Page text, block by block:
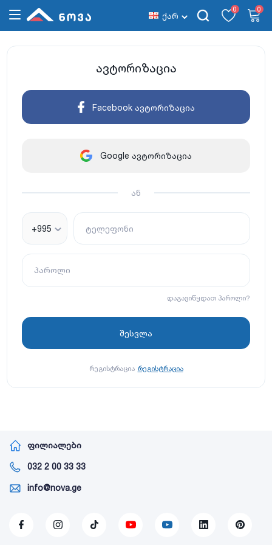
ქარ
0 0
ავტორიზაცია
Facebook ავტორიზაცია
Google ავტორიზაცია
ან
+995 ტელეფონი
პაროლი
დაგავიწყდათ პაროლი?
რეგისტრაცია რეგისტრაცია
ფილიალები
032 2 00 33 33
info@nova.ge